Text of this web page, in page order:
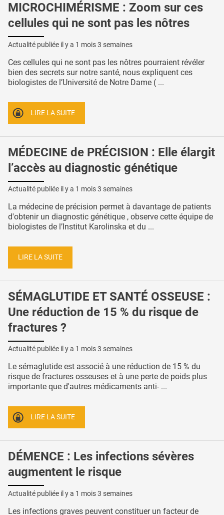
MICROCHIMÉRISME : Zoom sur ces
cellules qui ne sont pas les nôtres
Actualité publiée il y a 1 mois 3 semaines
Ces cellules qui ne sont pas les nôtres pourraient révéler
bien des secrets sur notre santé, nous expliquent ces
biologistes de l’Université de Notre Dame ( ...
LIRE LA SUITE
MÉDECINE de PRÉCISION : Elle élargit
l’accès au diagnostic génétique
Actualité publiée il y a 1 mois 3 semaines
La médecine de précision permet à davantage de patients
d'obtenir un diagnostic génétique , observe cette équipe de
biologistes de l’Institut Karolinska et du ...
LIRE LA SUITE
SÉMAGLUTIDE ET SANTÉ OSSEUSE :
Une réduction de 15 % du risque de
fractures ?
Actualité publiée il y a 1 mois 3 semaines
Le sémaglutide est associé à une réduction de 15 % du
risque de fractures osseuses et à une perte de poids plus
importante que d'autres médicaments anti- ...
LIRE LA SUITE
DÉMENCE : Les infections sévères
augmentent le risque
Actualité publiée il y a 1 mois 3 semaines
Les infections graves peuvent constituer un facteur de